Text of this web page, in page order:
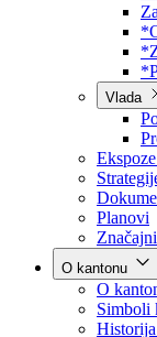
Vlada
Ekspoze
Strategije
Planovi
Značajni
O kantonu